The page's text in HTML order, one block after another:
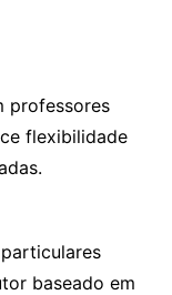
professores
flexibilidade
baseado em